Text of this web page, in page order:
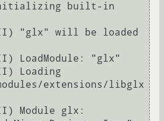
built-in
"glx" will be loaded
LoadModule: "glx"
Loading
extensions/libglx
Module glx: